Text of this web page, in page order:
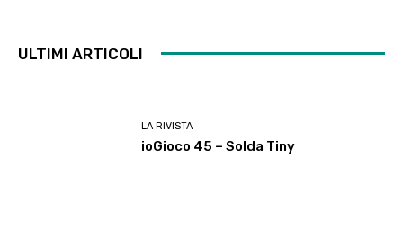
ULTIMI ARTICOLI
LA RIVISTA
ioGioco 45 – Solda Tiny